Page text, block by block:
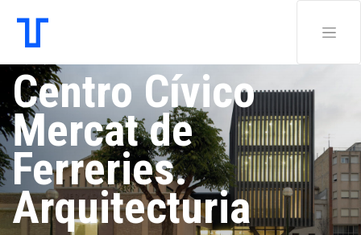
Centro Cívico
Mercat de
Ferreries.
Arquitecturia